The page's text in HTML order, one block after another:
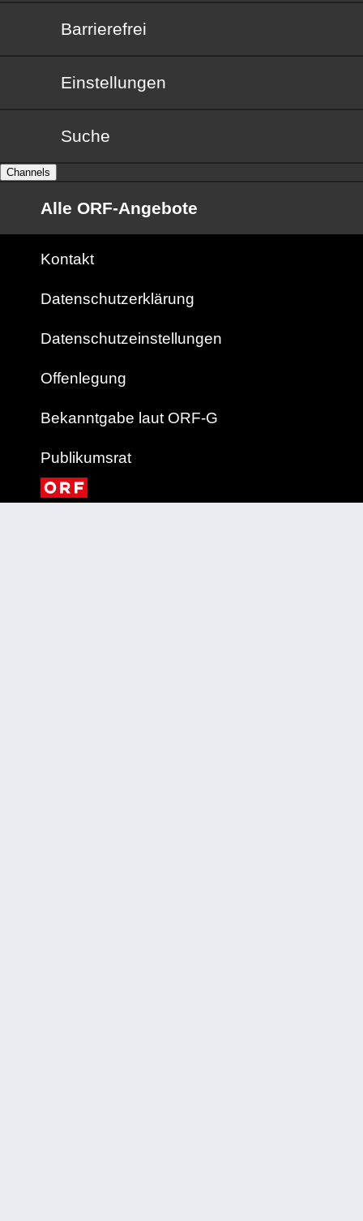
Barrierefrei
Barrierefrei
Einstellungen
Suche
Channels
Alle ORF-Angebote
Kontakt
Datenschutzerklärung
Datenschutzeinstellungen
Offenlegung
Bekanntgabe laut ORF-G
Publikumsrat